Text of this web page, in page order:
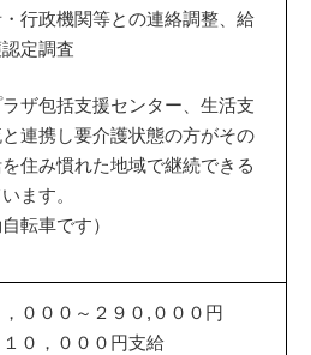
行政機関等との連絡調整、給
定調査
ザ包括支援センター、生活支
連携し要介護状態の方がその
住み慣れた地域で継続できる
ます。
転車です）
０００～２９０,０００円
０，０００円支給